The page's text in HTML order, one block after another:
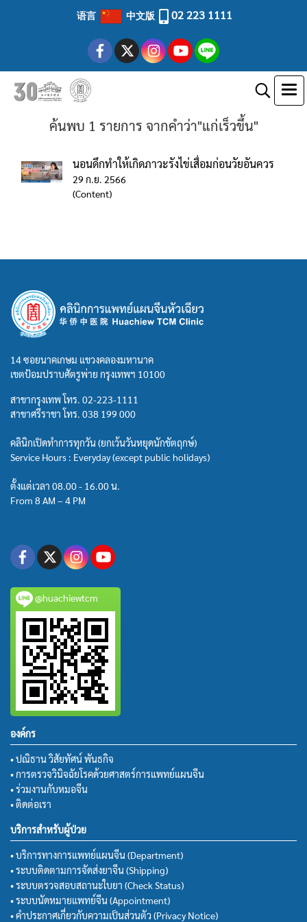
语言 中文版 02 223 1111
ค้นพบ 1 รายการ จากคำว่า"แก่เร็วขึ้น"
นอนดึกทำให้เกิดภาวะรังไข่เสื่อมก่อนวัยอันควร
29 ก.ย. 2566
(Content)
14 ซอยนาคเกษม แขวงคลองมหานาค
เขตป้อมปราบศัตรูพ่าย กรุงเทพฯ 10100
สาขากรุงเทพ โทร. 02-223-1111
สาขาศรีราชา โทร. 038 199 000
คลินิกเปิดทำการทุกวัน (ยกเว้นวันหยุดนักขัตฤกษ์)
Service Hours : Everyday (except public holidays)
ตั้งแต่เวลา 08.00 - 16.00 น.
From 8 AM – 4 PM
@huachiewtcm
องค์กร
• ปณิธาน วิสัยทัศน์ พันธกิจ
• การตรวจวินิจฉัยโรคด้วยศาสตร์การแพทย์แผนจีน
• ร่วมงานกับหมอจีน
• ติดต่อเรา
บริการสำหรับผู้ป่วย
• บริการทางการแพทย์แผนจีน (Department)
• ระบบติดตามการจัดส่งยาจีน (Shipping)
• ระบบตรวจสอบสถานะใบยา (Check Status)
• ระบบนัดหมายแพทย์จีน (Appointment)
• คำประกาศเกี่ยวกับความเป็นส่วนตัว (Privacy Notice)